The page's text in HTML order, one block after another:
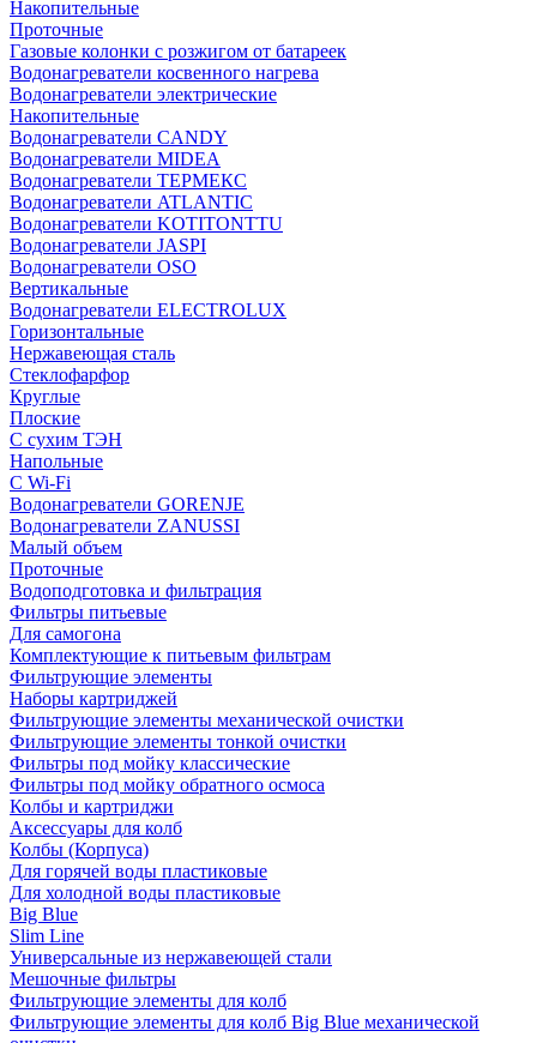
Накопительные
Проточные
Газовые колонки с розжигом от батареек
Водонагреватели косвенного нагрева
Водонагреватели электрические
Накопительные
Водонагреватели CANDY
Водонагреватели MIDEA
Водонагреватели ТЕРМЕКС
Водонагреватели ATLANTIC
Водонагреватели KOTITONTTU
Водонагреватели JASPI
Водонагреватели OSO
Вертикальные
Водонагреватели ELECTROLUX
Горизонтальные
Нержавеющая сталь
Стеклофарфор
Круглые
Плоские
С сухим ТЭН
Напольные
С Wi-Fi
Водонагреватели GORENJE
Водонагреватели ZANUSSI
Малый объем
Проточные
Водоподготовка и фильтрация
Фильтры питьевые
Для самогона
Комплектующие к питьевым фильтрам
Фильтрующие элементы
Наборы картриджей
Фильтрующие элементы механической очистки
Фильтрующие элементы тонкой очистки
Фильтры под мойку классические
Фильтры под мойку обратного осмоса
Колбы и картриджи
Аксессуары для колб
Колбы (Корпуса)
Для горячей воды пластиковые
Для холодной воды пластиковые
Big Blue
Slim Line
Универсальные из нержавеющей стали
Мешочные фильтры
Фильтрующие элементы для колб
Фильтрующие элементы для колб Big Blue механической